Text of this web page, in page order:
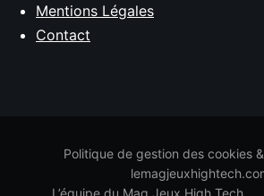
Mentions Légales
Contact
Politique de gestion des cookies
L’équipe du Mag Jeux High Tech